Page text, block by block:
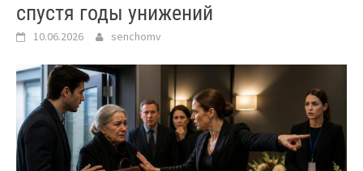
спустя годы унижений
10.06.2026 senchomv